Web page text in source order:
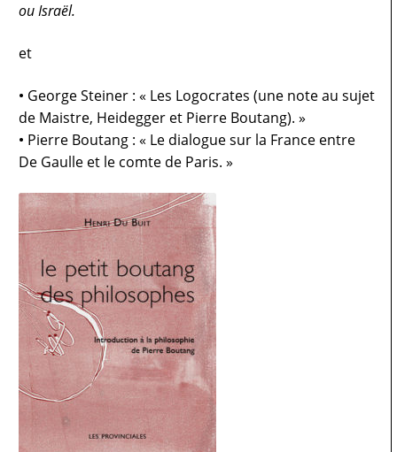
ou Israël.
et
• George Steiner : « Les Logocrates (une note au sujet
de Maistre, Heidegger et Pierre Boutang). »
• Pierre Boutang : « Le dialogue sur la France entre
De Gaulle et le comte de Paris. »